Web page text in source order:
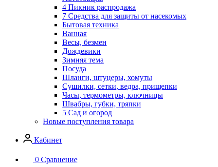
4 Пикник распродажа
7 Средства для защиты от насекомых
Бытовая техника
Ванная
Весы, безмен
Дождевики
Зимняя тема
Посуда
Шланги, штуцеры, хомуты
Сушилки, сетки, ведра, прищепки
Часы, термометры, ключницы
Швабры, губки, тряпки
5 Сад и огород
Новые поступления товара
Кабинет
0 Сравнение